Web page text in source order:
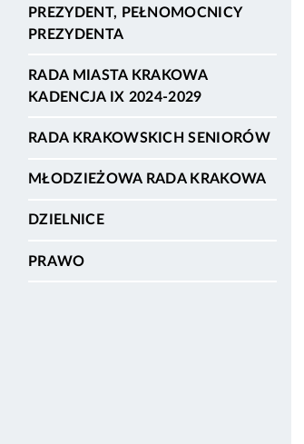
PREZYDENT, PEŁNOMOCNICY
PREZYDENTA
RADA MIASTA KRAKOWA
KADENCJA IX 2024-2029
RADA KRAKOWSKICH SENIORÓW
MŁODZIEŻOWA RADA KRAKOWA
DZIELNICE
PRAWO